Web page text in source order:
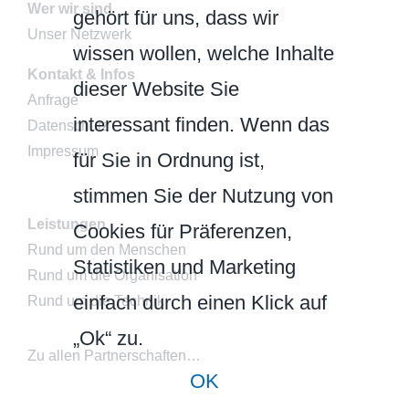
Wer wir sind
Unser Netzwerk
Kontakt & Infos
Anfrage
Datenschutz
Impressum
Leistungen
Rund um den Menschen
Rund um die Organisation
Rund um die Technik
Zu allen Partnerschaften…
gehört für uns, dass wir
wissen wollen, welche Inhalte
dieser Website Sie
interessant finden. Wenn das
für Sie in Ordnung ist,
stimmen Sie der Nutzung von
Cookies für Präferenzen,
Statistiken und Marketing
einfach durch einen Klick auf
„Ok“ zu.
OK